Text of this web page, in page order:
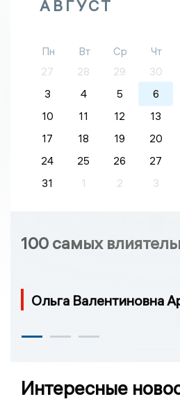
АВГУСТ
Пн Вт Ср Чт
27
28 29 30
3
4 5 6
10
11 12 13
17
18 19 20
24
25 26 27
31
1 2 3
100 самых
Ольга Валентиновна
Интересные